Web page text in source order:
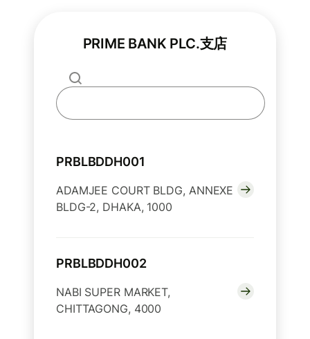
PRIME BANK PLC.支店
PRBLBDDH001
ADAMJEE COURT BLDG, ANNEXE
BLDG-2, DHAKA, 1000
PRBLBDDH002
NABI SUPER MARKET,
CHITTAGONG, 4000